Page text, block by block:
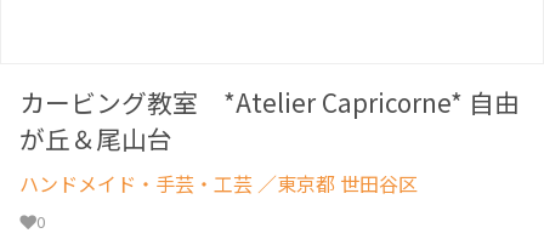
カービング教室 *Atelier Capricorne* 自由
が丘＆尾山台
ハンドメイド・手芸・工芸 ／東京都 世田谷区
0